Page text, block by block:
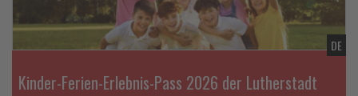
Ferien-Erlebnis-Pass 2026 der Lutherstadt